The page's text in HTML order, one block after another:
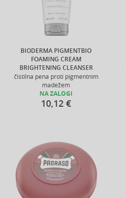
BIODERMA PIGMENTBIO
FOAMING CREAM
BRIGHTENING CLEANSER
čistilna pena proti pigmentnim
madežem
NA ZALOGI
10,12 €